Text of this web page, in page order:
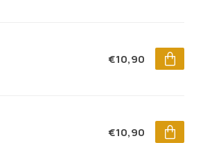
€10,90
€10,90